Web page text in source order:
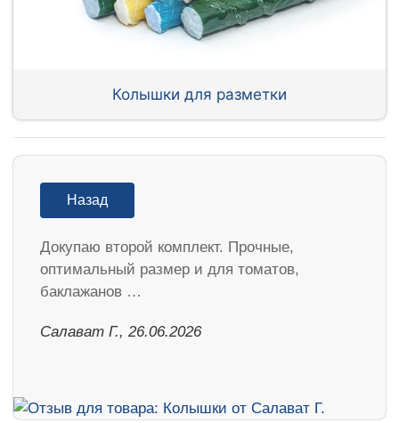
Колышки для разметки
Назад
Докупаю второй комплект. Прочные,
оптимальный размер и для томатов,
баклажанов …
Салават Г., 26.06.2026